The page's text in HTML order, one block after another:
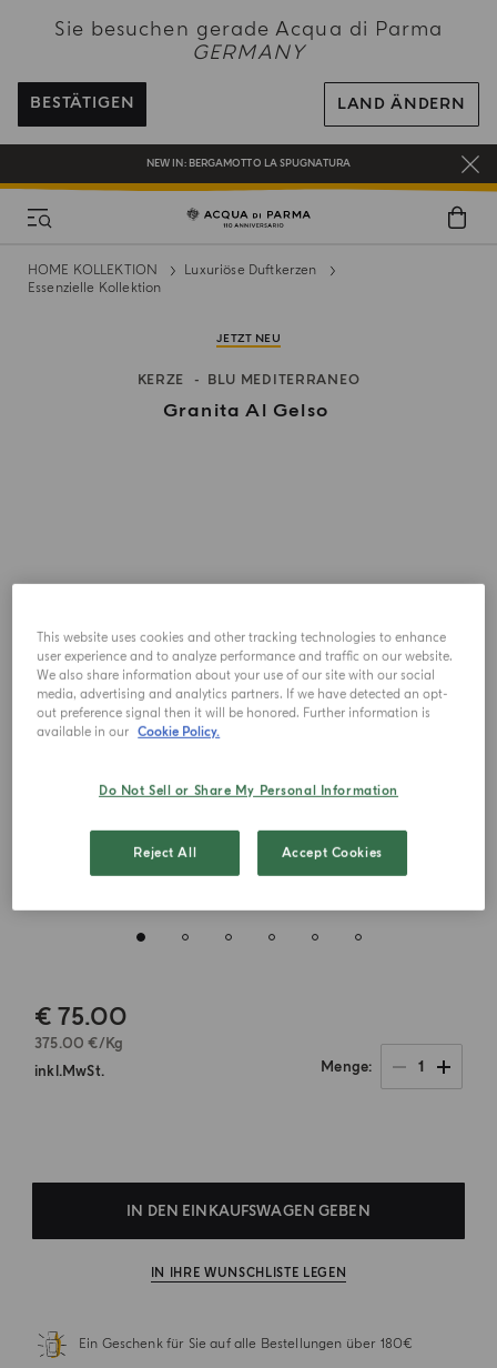
Sie besuchen gerade Acqua di Parma
GERMANY
BESTÄTIGEN LAND ÄNDERN
BEI ALLEN BESTELLUNGEN ÜBER 120€ ERHALTEN SIE EINE KOSTENLOSE
LIEFERUNG
REGISTRIEREN SIE SICH UND GENIESSEN SIE EINE WELT VOLLER VORTEILE
EIN GESCHENK FÜR SIE AUF ALLE BESTELLUNGEN ÜBER 180€
NEW IN: BERGAMOTTO LA SPUGNATURA
HOME KOLLEKTION
Luxuriöse Duftkerzen
Essenzielle Kollektion
JETZT NEU
KERZE BLU MEDITERRANEO
Granita Al Gelso
€ 75.00
375.00 €/Kg
inkl.MwSt.
Menge 1
IN DEN EINKAUFSWAGEN GEBEN
IN IHRE WUNSCHLISTE LEGEN
Ein Geschenk für Sie auf alle Bestellungen über 180€
This website uses cookies and other tracking technologies to enhance
user experience and to analyze performance and traffic on our website.
We also share information about your use of our site with our social
media, advertising and analytics partners. If we have detected an opt-
out preference signal then it will be honored. Further information is
available in our Cookie Policy.
Do Not Sell or Share My Personal Information
Reject All Accept Cookies